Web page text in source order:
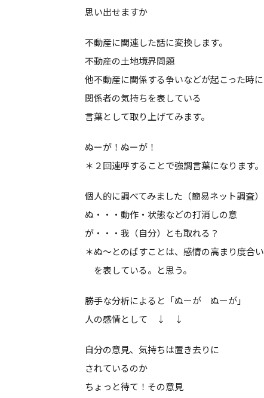
思い出せますか
不動産に関連した話に変換します。
不動産の土地境界問題
他不動産に関係する争いなどが起こった時に
関係者の気持ちを表している
言葉として取り上げてみます。
ぬーが！ぬーが！
＊２回連呼することで強調言葉になります。
個人的に調べてみました（簡易ネット調査）
ぬ・・・動作・状態などの打消しの意
が・・・我（自分）とも取れる？
＊ぬ～とのばすことは、感情の高まり度合い
を表している。と思う。
勝手な分析によると「ぬーが ぬーが」
人の感情として ↓ ↓
自分の意見、気持ちは置き去りに
されているのか
ちょっと待て！その意見